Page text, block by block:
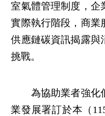
室氣體管理制度，企
實際執行階段，商業
供應鏈碳資訊揭露與
挑戰。
為協助業者強化
業發展署訂於本（